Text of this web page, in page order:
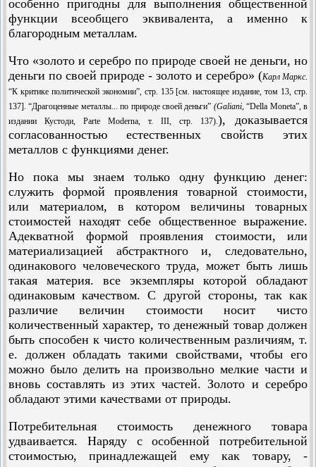
особенно пригодны для выполнения общественной
функции всеобщего эквивалента, а именно к
благородным металлам.
Что «золото и серебро по природе своей не деньги, но
деньги по своей природе - золото и серебро» (Карл Маркс.
“К критике политической экономии”, стр. 135 [см. настоящее издание, том 13, стр.
137]. “Драгоценные металлы... по природе своей деньги” (Galiani,“Della Moneta”, в
издании Кустоди, Parte Moderna, т. III, стр. 137). ), доказывается
согласованностью естественных свойств этих
металлов с функциями денег.
Но пока мы знаем только одну функцию денег:
служить формой проявления товарной стоимости,
или материалом, в котором величины товарных
стоимостей находят себе общественное выражение.
Адекватной формой проявления стоимости, или
материализацией абстрактного и, следовательно,
одинакового человеческого труда, может быть лишь
такая материя. все экземпляры которой обладают
одинаковым качеством. С другой стороны, так как
различие величин стоимости носит чисто
количественный характер, то денежный товар должен
быть способен к чисто количественным различиям, т.
е. должен обладать такими свойствами, чтобы его
можно было делить на произвольно мелкие части и
вновь составлять из этих частей. Золото и серебро
обладают этими качествами от природы.
Потребительная стоимость денежного товара
удваивается. Наряду с особенной потребительной
стоимостью, принадлежащей ему как товару, -